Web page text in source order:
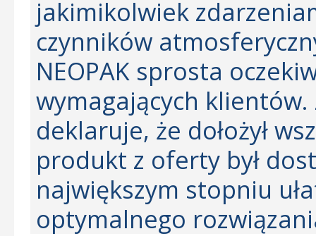
jakimikolwiek
czynników
NEOPAK sprosta
wymagających klientów.
deklaruje, że dołożył
produkt z oferty był
największym stopniu
optymalnego